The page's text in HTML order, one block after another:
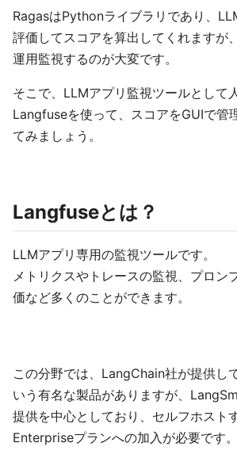
RagasはPythonライブラリであり、
評価してスコアを算出してくれますが
運用監視するのが大変です。
そこで、LLMアプリ監視ツールとして
Langfuseを使って、スコアをGUIで管
てみましょう。
Langfuseとは？
LLMアプリ専用の監視ツールです。
メトリクスやトレースの監視、プロン
価など多くのことができます。
この分野では、LangChain社が提供し
いう有名な製品がありますが、
提供を中心としており、セルフホスト
Enterpriseプランへの加入が必要です。